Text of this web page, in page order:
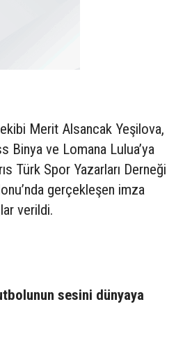
Merit Alsancak Yeşilova,
Binya ve Lomana Lulua’ya
Türk Spor Yazarları Derneği
gerçekleşen imza
verildi.
sesini dünyaya